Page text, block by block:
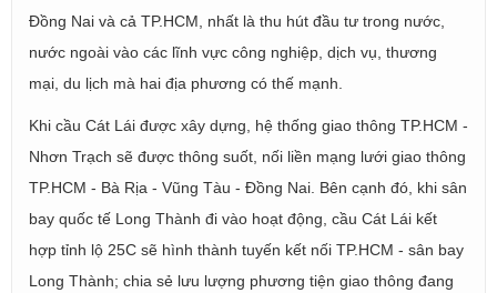
Đồng Nai và cả TP.HCM, nhất là thu hút đầu tư trong nước,
nước ngoài vào các lĩnh vực công nghiệp, dịch vụ, thương
mại, du lịch mà hai địa phương có thế mạnh.
Khi cầu Cát Lái được xây dựng, hệ thống giao thông TP.HCM -
Nhơn Trạch sẽ được thông suốt, nối liền mạng lưới giao thông
TP.HCM - Bà Rịa - Vũng Tàu - Đồng Nai. Bên cạnh đó, khi sân
bay quốc tế Long Thành đi vào hoạt động, cầu Cát Lái kết
hợp tỉnh lộ 25C sẽ hình thành tuyến kết nối TP.HCM - sân bay
Long Thành; chia sẻ lưu lượng phương tiện giao thông đang